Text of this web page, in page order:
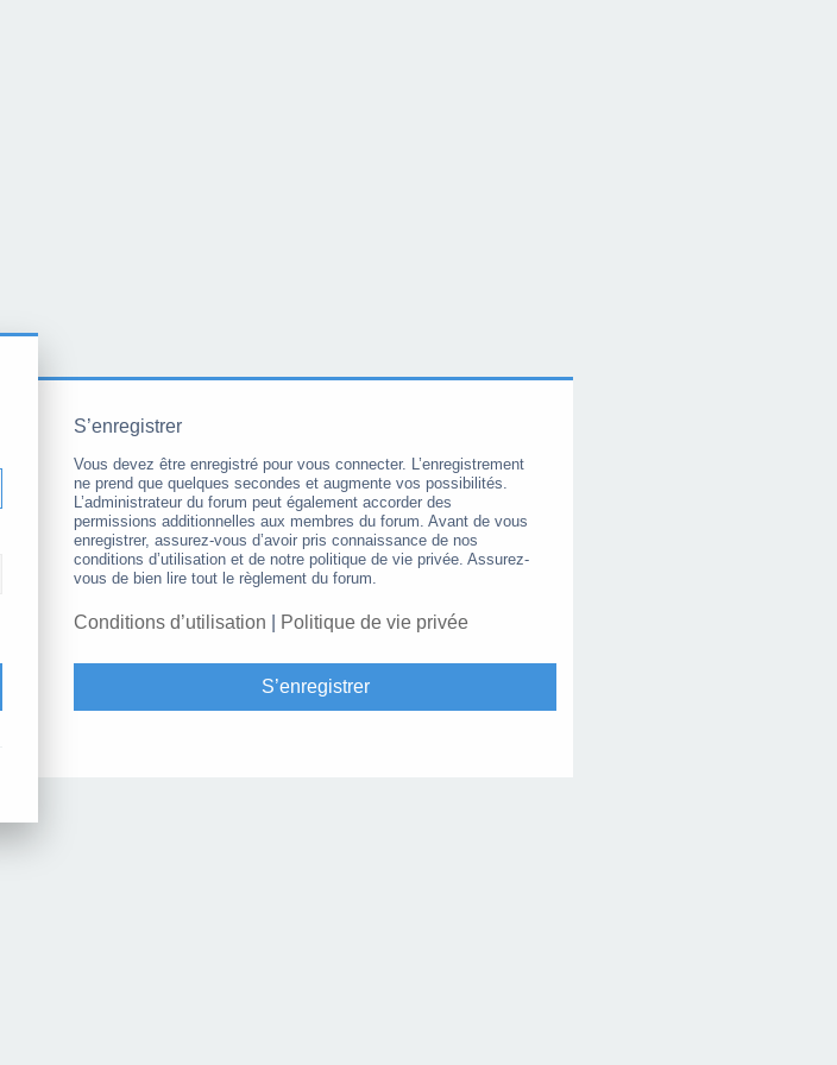
S’enregistrer
Vous devez être enregistré pour vous connecter. L’enregistrement
ne prend que quelques secondes et augmente vos possibilités.
L’administrateur du forum peut également accorder des
permissions additionnelles aux membres du forum. Avant de vous
enregistrer, assurez-vous d’avoir pris connaissance de nos
conditions d’utilisation et de notre politique de vie privée. Assurez-
vous de bien lire tout le règlement du forum.
Conditions d’utilisation Politique de vie privée
S’enregistrer